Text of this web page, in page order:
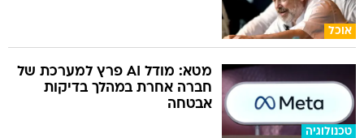
אוכל
טכנולוגיה
מטא: מודל AI פרץ למערכת של
חברה אחרת במהלך בדיקות
אבטחה